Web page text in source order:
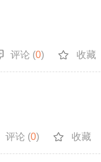
评论 (0) 收藏
评论 (0) 收藏